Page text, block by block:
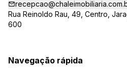
Rua Reinoldo Rau, 49, Centro,
600
Navegação rápida